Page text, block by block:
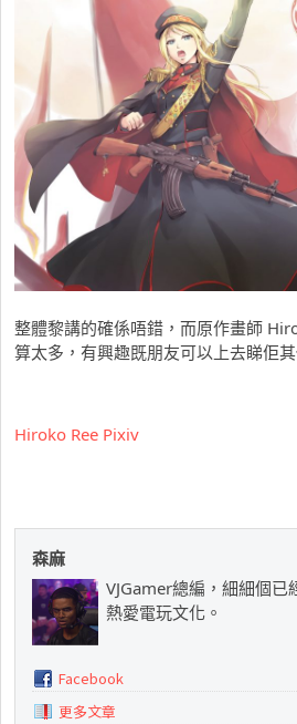
整體黎講的確係唔錯，而原作畫師
算太多，有興趣既朋友可以上去睇佢
Hiroko Ree Pixiv
森麻
VJGamer總編，細細個已
熱愛電玩文化。
Facebook
更多文章